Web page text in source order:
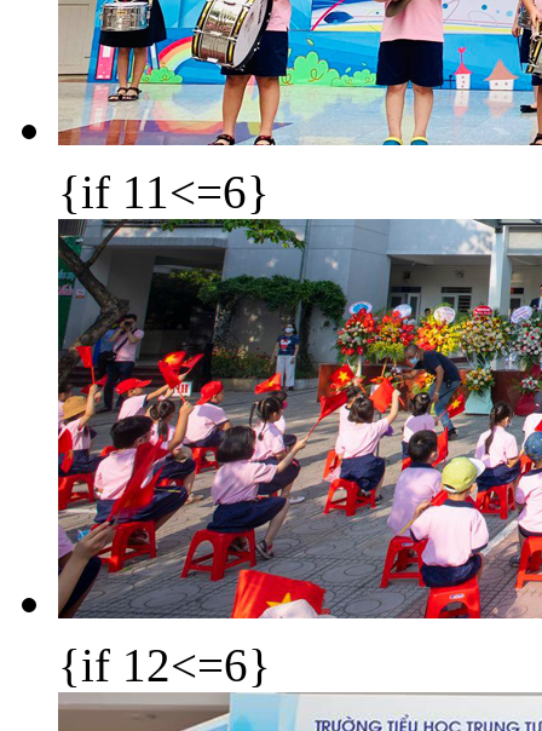
{if 11<=6}
{if 12<=6}